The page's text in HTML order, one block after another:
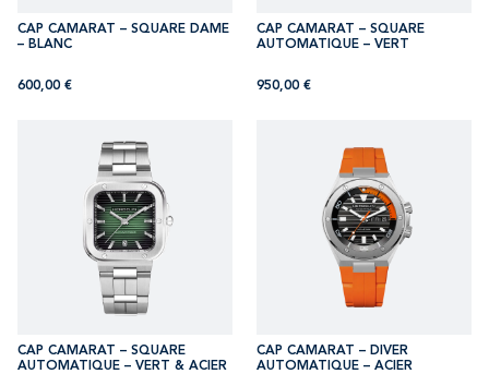
CAP CAMARAT – SQUARE DAME
– BLANC
600,00 €
CAP CAMARAT – SQUARE
AUTOMATIQUE – VERT
950,00 €
CAP CAMARAT – SQUARE
AUTOMATIQUE – VERT & ACIER
CAP CAMARAT – DIVER
AUTOMATIQUE – ACIER